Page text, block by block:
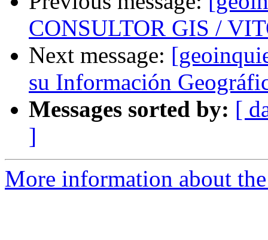
CONSULTOR GIS /
Next message:
su Información
Messages sorted by: [
]
More information about